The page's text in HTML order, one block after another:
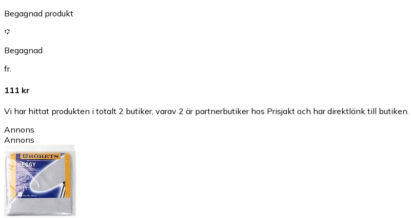
Begagnad produkt
Begagnad
fr.
111 kr
Vi har hittat produkten i totalt 2 butiker, varav 2 är partnerbutiker hos Prisjakt och har direktlänk till butiken.
Annons
Annons